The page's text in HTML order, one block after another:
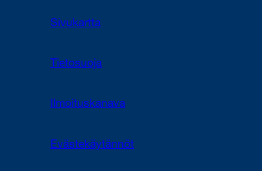
Sivukartta
Tietosuoja
Ilmoituskanava
Evästekäytännöt